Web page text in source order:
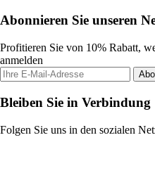
Abonnieren Sie unseren
Profitieren Sie von 10% Rabatt,
anmelden
Bleiben Sie in Verbindung
Folgen Sie uns in den sozialen